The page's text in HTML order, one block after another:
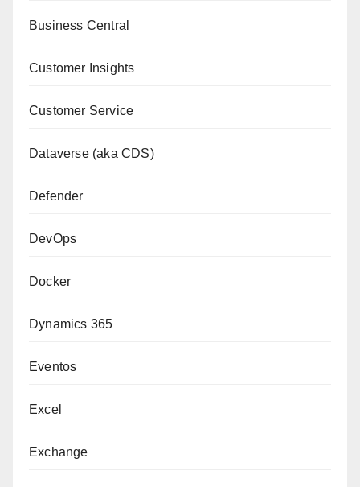
Business Central
Customer Insights
Customer Service
Dataverse (aka CDS)
Defender
DevOps
Docker
Dynamics 365
Eventos
Excel
Exchange